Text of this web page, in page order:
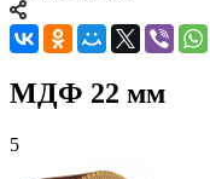
МДФ 22 мм
5